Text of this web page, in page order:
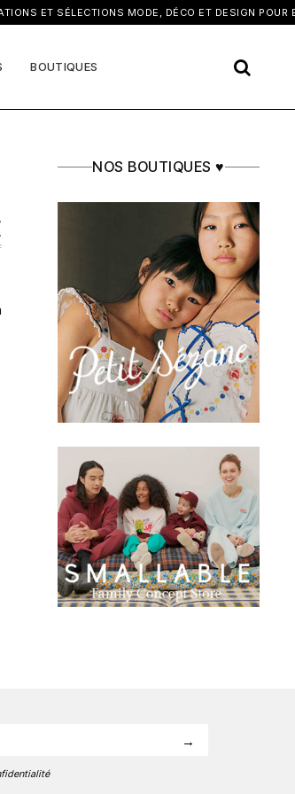
ET SÉLECTIONS MODE, DÉCO ET DESIGN POUR ×
BOUTIQUES
NOS BOUTIQUES ♥